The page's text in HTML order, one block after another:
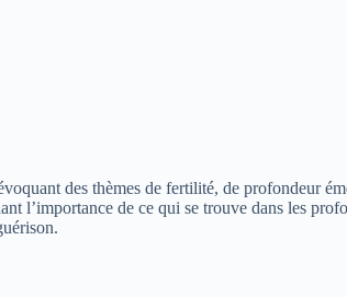
des thèmes de fertilité, de profondeur
l’importance de ce qui se trouve dans les